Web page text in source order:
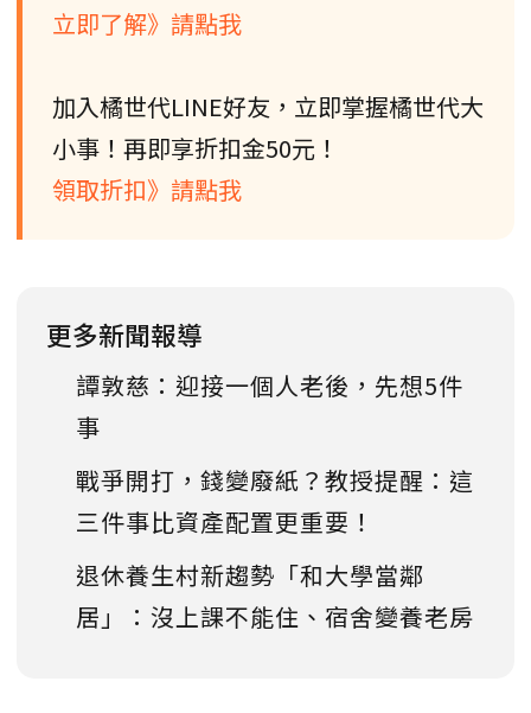
立即了解》請點我
加入橘世代LINE好友，立即掌握橘世代大
小事！再即享折扣金50元！
領取折扣》請點我
更多新聞報導
譚敦慈：迎接一個人老後，先想5件
事
戰爭開打，錢變廢紙？教授提醒：這
三件事比資產配置更重要！
退休養生村新趨勢「和大學當鄰
居」：沒上課不能住、宿舍變養老房